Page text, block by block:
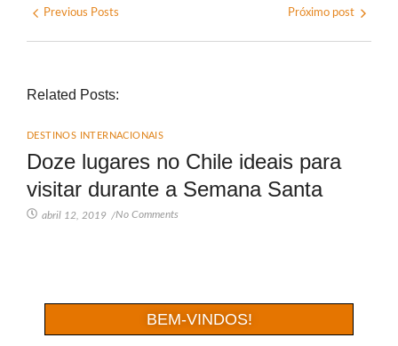
Previous Posts Próximo post
Related Posts:
DESTINOS INTERNACIONAIS
Doze lugares no Chile ideais para
visitar durante a Semana Santa
abril 12, 2019 /No Comments
BEM-VINDOS!